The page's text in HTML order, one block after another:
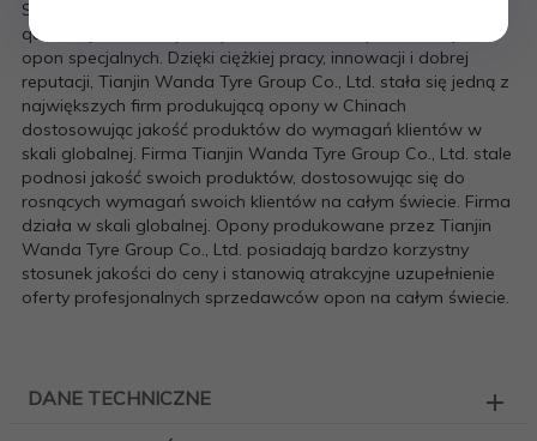
Specjalizuje się w szerokiej produkcji opon, między innymi
quadowych, motocyklowych, samochodowych, rolniczych i
opon specjalnych. Dzięki ciężkiej pracy, innowacji i dobrej
reputacji, Tianjin Wanda Tyre Group Co., Ltd. stała się jedną z
największych firm produkującą opony w Chinach
dostosowując jakość produktów do wymagań klientów w
skali globalnej. Firma Tianjin Wanda Tyre Group Co., Ltd. stale
podnosi jakość swoich produktów, dostosowując się do
rosnących wymagań swoich klientów na całym świecie. Firma
działa w skali globalnej. Opony produkowane przez Tianjin
Wanda Tyre Group Co., Ltd. posiadają bardzo korzystny
stosunek jakości do ceny i stanowią atrakcyjne uzupełnienie
oferty profesjonalnych sprzedawców opon na całym świecie.
DANE TECHNICZNE